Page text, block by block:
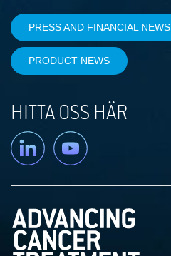
PRESS AND FINANCIAL NEWS
PRODUCT NEWS
HITTA OSS HÄR
Linkedin YouTube